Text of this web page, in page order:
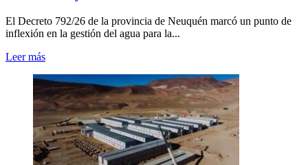
El Decreto 792/26 de la provincia de Neuquén marcó un punto de
inflexión en la gestión del agua para la...
Leer más